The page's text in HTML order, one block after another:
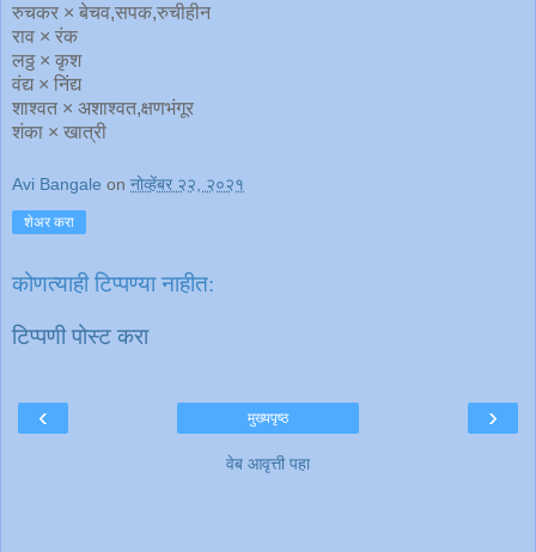
रुचकर × बेचव,सपक,रुचीहीन
राव × रंक
लठ्ठ × कृश
वंद्य × निंद्य
शाश्वत × अशाश्वत,क्षणभंगूर
शंका × खात्री
Avi Bangale on नोव्हेंबर २२, २०२१
शेअर करा
कोणत्याही टिप्पण्‍या नाहीत:
टिप्पणी पोस्ट करा
‹ ›
मुख्यपृष्ठ
वेब आवृत्ती पहा